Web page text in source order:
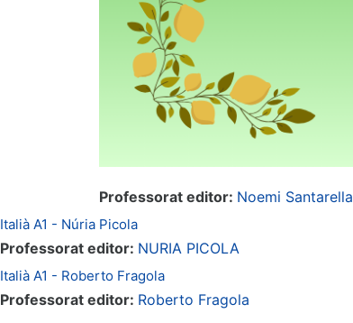
Professorat editor: Noemi Santarella
Italià A1 - Núria Picola
Professorat editor: NURIA PICOLA
Italià A1 - Roberto Fragola
Professorat editor: Roberto Fragola